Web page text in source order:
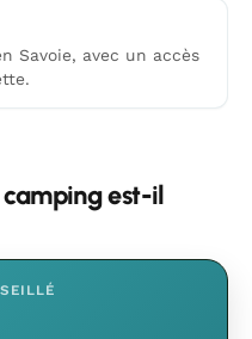
Savoie, avec un accès
camping est-il